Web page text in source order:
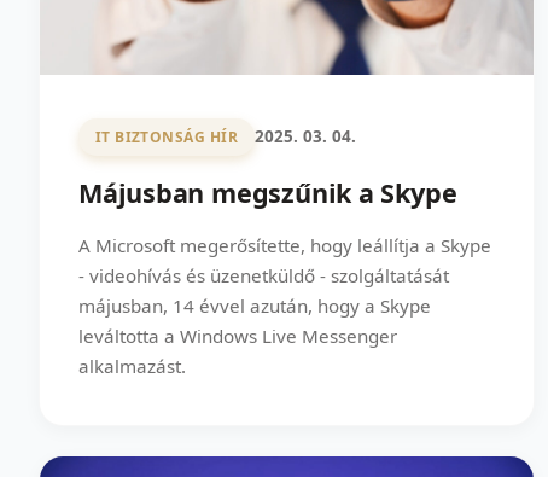
IT BIZTONSÁG HÍR 2025. 03. 04.
Májusban megszűnik a Skype
A Microsoft megerősítette, hogy leállítja a Skype
- videohívás és üzenetküldő - szolgáltatását
májusban, 14 évvel azután, hogy a Skype
leváltotta a Windows Live Messenger
alkalmazást.